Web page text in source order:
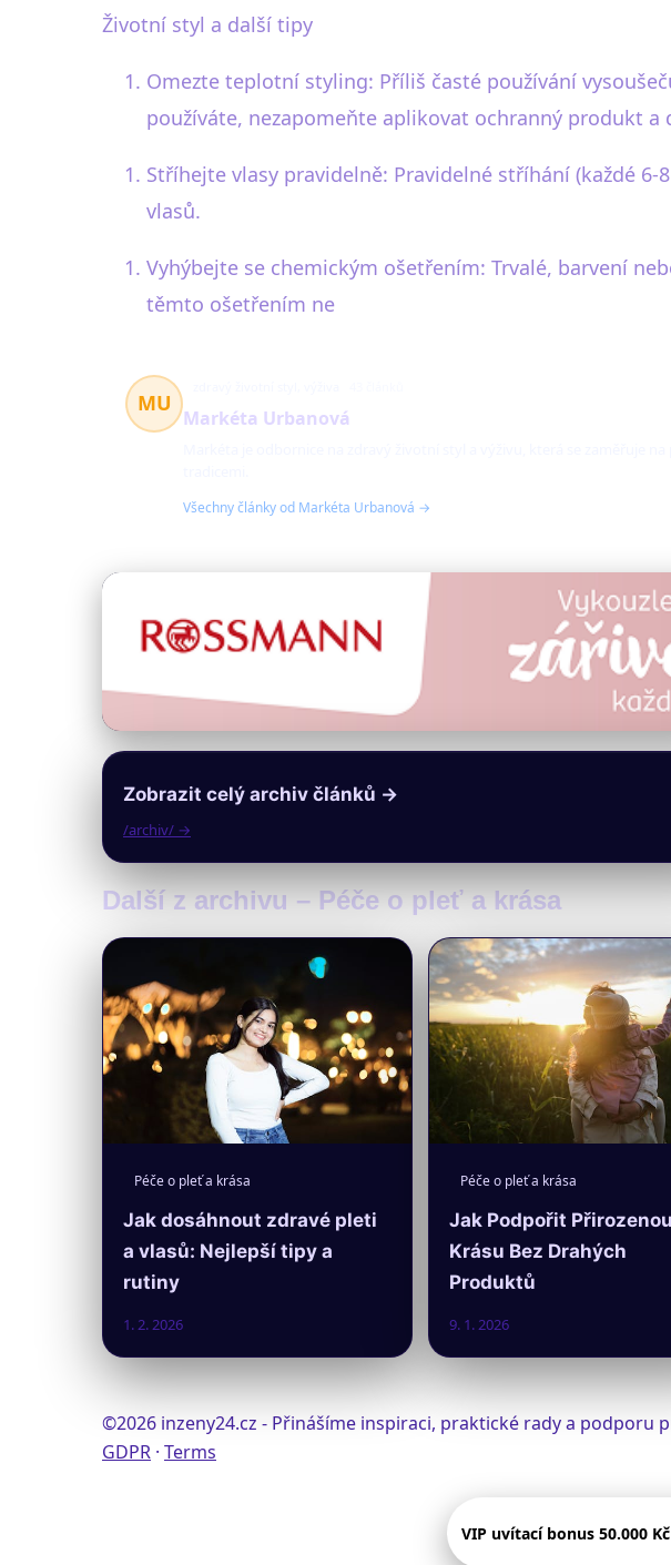
Životní styl a další tipy
Omezte teplotní styling: Příliš časté používání
používáte, nezapomeňte aplikovat ochranný produkt
Stříhejte vlasy pravidelně: Pravidelné stříhání (každé
vlasů.
Vyhýbejte se chemickým ošetřením: Trvalé, barvení
těmto ošetřením ne
MU
Markéta Urbanová
Všechny články od Markéta Urbanová →
Zobrazit celý archiv článků →
/archiv/ →
Další z archivu – Péče o pleť a krása
Péče o pleť a krása
Jak dosáhnout zdravé pleti
a vlasů: Nejlepší tipy a
rutiny
1. 2. 2026
Péče o pleť a krása
Jak Podpořit Přirozenou
Krásu Bez Drahých
Produktů
9. 1. 2026
©2026 inzeny24.cz - Přinášíme inspiraci, praktické rady a podporu
GDPR · Terms
VIP uvítací bonus 50.000